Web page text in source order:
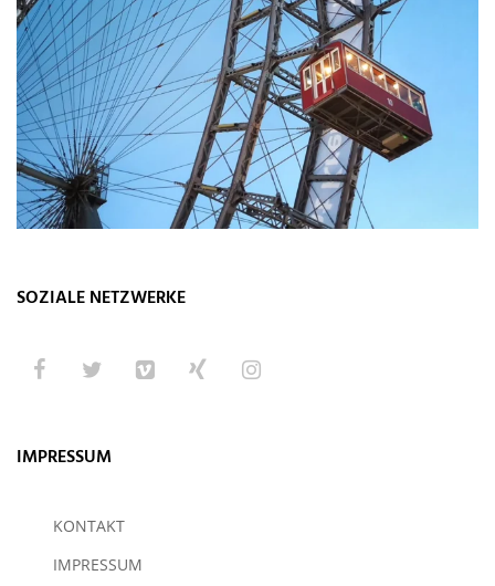
SOZIALE NETZWERKE
IMPRESSUM
KONTAKT
IMPRESSUM